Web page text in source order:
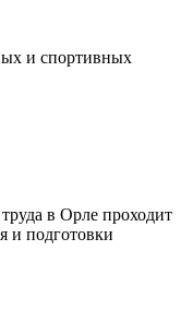
и спортивных
в Орле проходит
и подготовки